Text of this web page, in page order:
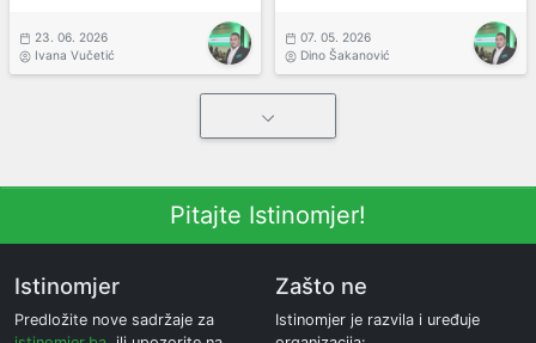
23. 06. 2026
Ivana Vučetić
07. 05. 2026
Dino Šakanović
Pitajte Istinomjer!
Istinomjer
Predložite nove sadržaje za
Zašto ne
Istinomjer je razvila i uređuje